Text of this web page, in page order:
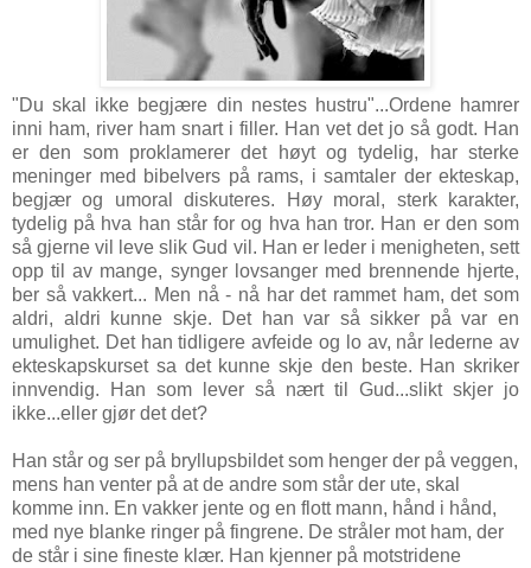
"Du skal ikke begjære din nestes hustru"...Ordene hamrer
inni ham, river ham snart i filler. Han vet det jo så godt. Han
er den som proklamerer det høyt og tydelig, har sterke
meninger med bibelvers på rams, i samtaler der ekteskap,
begjær og umoral diskuteres. Høy moral, sterk karakter,
tydelig på hva han står for og hva han tror. Han er den som
så gjerne vil leve slik Gud vil. Han er leder i menigheten, sett
opp til av mange, synger lovsanger med brennende hjerte,
ber så vakkert... Men nå - nå har det rammet ham, det som
aldri, aldri kunne skje. Det han var så sikker på var en
umulighet. Det han tidligere avfeide og lo av, når lederne av
ekteskapskurset sa det kunne skje den beste. Han skriker
innvendig. Han som lever så nært til Gud...slikt skjer jo
ikke...eller gjør det det?
Han står og ser på bryllupsbildet som henger der på veggen,
mens han venter på at de andre som står der ute, skal
komme inn. En vakker jente og en flott mann, hånd i hånd,
med nye blanke ringer på fingrene. De stråler mot ham, der
de står i sine fineste klær. Han kjenner på motstridene